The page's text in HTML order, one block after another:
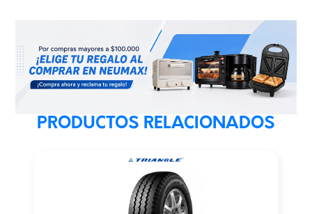
PRODUCTOS RELACIONADOS